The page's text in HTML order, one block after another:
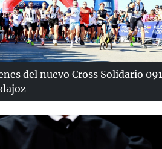
del nuevo Cross Solidario 091